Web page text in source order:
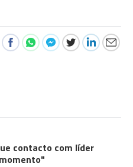
contacto com líder